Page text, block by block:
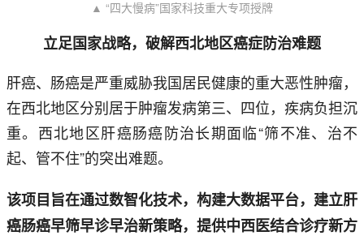
▲ “四大慢病”国家科技重大专项授牌
立足国家战略，破解西北地区癌症防治难题
肝癌、肠癌是严重威胁我国居民健康的重大恶性肿瘤，
在西北地区分别居于肿瘤发病第三、四位，疾病负担沉
重。西北地区肝癌肠癌防治长期面临“筛不准、治不
起、管不住”的突出难题。
该项目旨在通过数智化技术，构建大数据平台，建立肝
癌肠癌早筛早诊早治新策略，提供中西医结合诊疗新方